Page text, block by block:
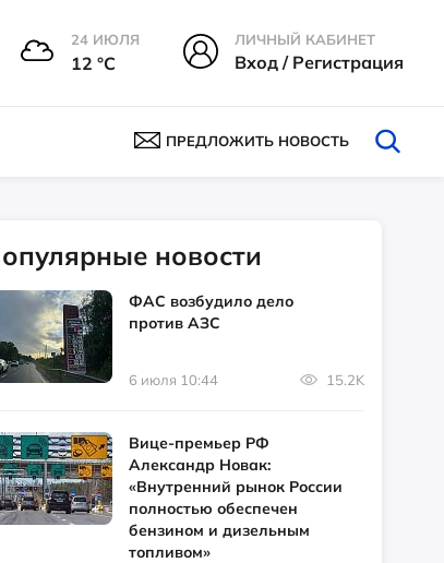
24 ИЮЛЯ
12 °С
ЛИЧНЫЙ КАБИНЕТ
Вход / Регистрация
ПРЕДЛОЖИТЬ НОВОСТЬ
Популярные новости
ФАС возбудило дело
против АЗС
6 июля 10:44 15.2K
Вице-премьер РФ
Александр Новак:
«Внутренний рынок России
полностью обеспечен
бензином и дизельным
топливом»